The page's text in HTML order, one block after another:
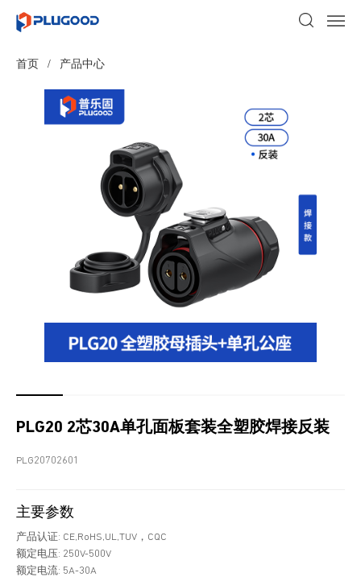
首页 / 产品中心
PLG20 2芯30A单孔面板套装全塑胶焊接反装
PLG20702601
主要参数
产品认证: CE,RoHS,UL,TUV，CQC
额定电压: 250V-500V
额定电流: 5A-30A